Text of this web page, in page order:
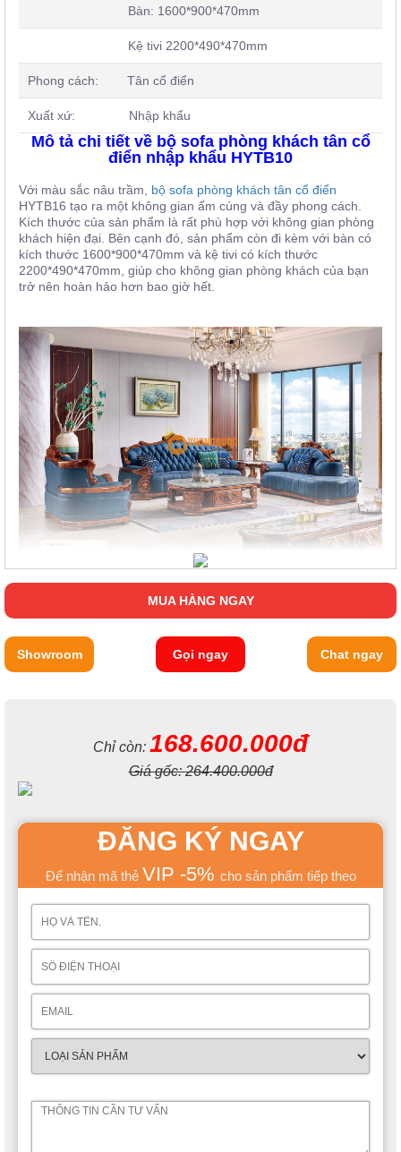
Bàn: 1600*900*470mm
Kệ tivi 2200*490*470mm
Phong cách: Tân cổ điển
Xuất xứ: Nhập khẩu
Mô tả chi tiết về bộ sofa phòng khách tân cổ
điển nhập khẩu HYTB10
Với màu sắc nâu trầm, bộ sofa phòng khách tân cổ điển
HYTB16 tạo ra một không gian ấm cúng và đầy phong cách.
Kích thước của sản phẩm là rất phù hợp với không gian phòng
khách hiện đại. Bên cạnh đó, sản phẩm còn đi kèm với bàn có
kích thước 1600*900*470mm và kệ tivi có kích thước
2200*490*470mm, giúp cho không gian phòng khách của bạn
trở nên hoàn hảo hơn bao giờ hết.
Phong cách của bộ sofa phòng khách cổ điển HYTB16 là tân cổ
điển, mang lại vẻ đẹp đặc trưng của những năm 1920-1930.
cấp.
tôi để được tư vấn và đặt hàng sản phẩm này ngay hôm nay!
MUA HÀNG NGAY
Showroom Gọi ngay Chat ngay
Chỉ còn: 168.600.000đ
Giá gốc:264.400.000đ
ĐĂNG KÝ NGAY
Để nhận mã thẻ VIP -5% cho sản phẩm tiếp theo